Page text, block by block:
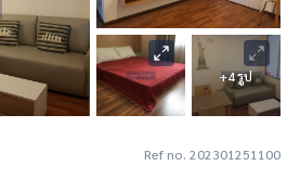
+4 รูป
Ref no. 202301251100